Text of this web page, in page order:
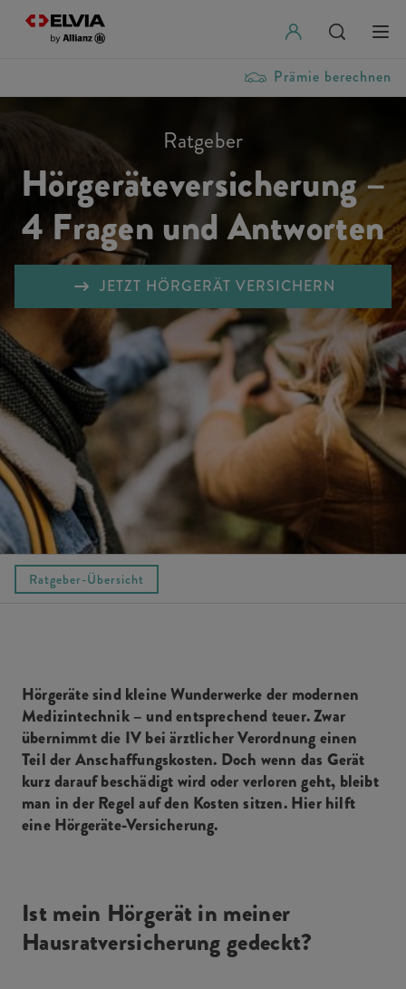
Prämie berechnen
Ratgeber
Hörgeräteversicherung –
4 Fragen und Antworten
JETZT HÖRGERÄT VERSICHERN
Ratgeber-Übersicht
Hörgeräte sind kleine Wunderwerke der modernen
Medizintechnik – und entsprechend teuer. Zwar
übernimmt die IV bei ärztlicher Verordnung einen
Teil der Anschaffungskosten. Doch wenn das Gerät
kurz darauf beschädigt wird oder verloren geht, bleibt
man in der Regel auf den Kosten sitzen. Hier hilft
eine Hörgeräte-Versicherung.
Ist mein Hörgerät in meiner
Hausratversicherung gedeckt?